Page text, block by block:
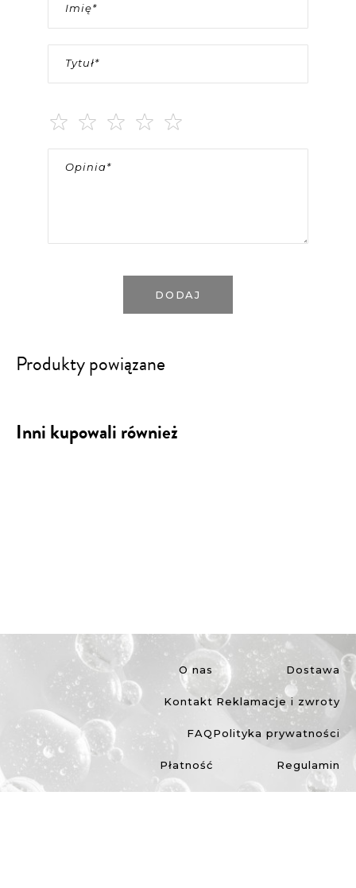
Imię
Tytuł
Opinia
DODAJ
Produkty powiązane
Inni kupowali również
O nas
Kontakt
FAQ
Płatność
Dostawa
Reklamacje i zwroty
Polityka prywatności
Regulamin